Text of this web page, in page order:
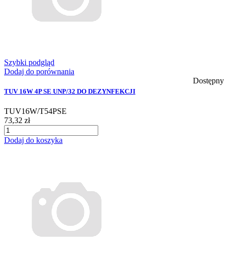
Szybki podgląd
Dodaj do porównania
Dostępny
TUV 16W 4P SE UNP/32 DO DEZYNFEKCJI
TUV16W/T54PSE
73,32 zł
Dodaj do koszyka